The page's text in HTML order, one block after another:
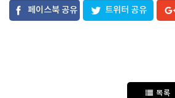
페이스북 공유 트위터 공유
목록